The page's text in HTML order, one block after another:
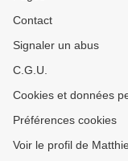
Contact
Signaler un abus
C.G.U.
Cookies et données
Préférences cookies
Voir le profil de